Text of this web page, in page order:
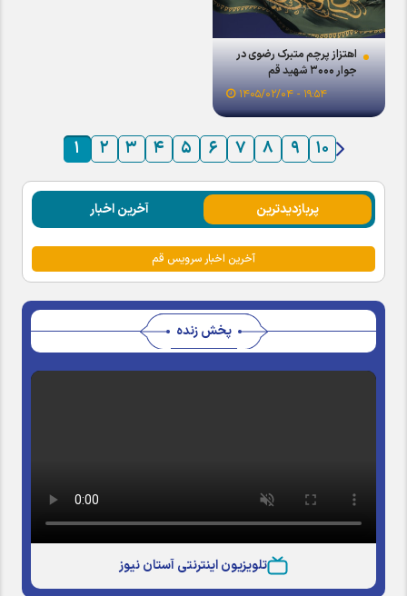
اهتزاز پرچم متبرک رضوی در
جوار ۳۰۰۰ شهید قم
۱۹:۵۴ - ۱۴۰۵/۰۲/۰۴
۱ ۲ ۳ ۴ ۵ ۶ ۷ ۸ ۹ ۱۰
پربازدیدترین آخرین اخبار
آخرین اخبار سرویس قم
پخش زنده
تلویزیون اینترنتی آستان نیوز